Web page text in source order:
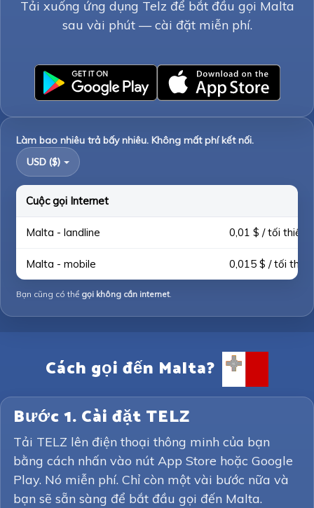
Tải xuống ứng dụng Telz để bắt đầu gọi Malta
sau vài phút — cài đặt miễn phí.
Làm bao nhiêu trả bấy nhiêu. Không mất phí kết nối.
USD ($)
Cuộc gọi Internet
Malta - landline 0,01 $ / tối thiểu
Malta - mobile 0,015 $ / tối thiểu
Bạn cũng có thể gọi không cần internet.
Cách gọi đến Malta?
Bước 1. Cài đặt TELZ
Tải TELZ lên điện thoại thông minh của bạn
bằng cách nhấn vào nút App Store hoặc Google
Play. Nó miễn phí. Chỉ còn một vài bước nữa và
bạn sẽ sẵn sàng để bắt đầu gọi đến Malta.